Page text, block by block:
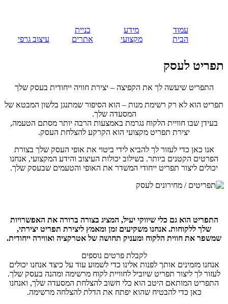
עמוד
הבית
מידע
מקצועי
בניית
אתרים
עיצוב גרפי
תפריט לעסק
התפריט שיעשה לך את הקפיצה – יצירת חוויה ייחודית בעסק שלך
תפריט הוא לא רק רשימת מנות – הוא הסיפור שמתנגן בלשון המבטא של
המסעדה שלך.
בעידן שבו חוויית הלקוח נגרמת באמצעות הרבה יותר מסתם הטעמה,
יצירת תפריט מקצועי הוא הקרקע להצלחת העסק.
אנו כאן כדי לעזור לך להביא לידי ביטוי את אופי העסק שלך בצורת
הפרטים הקטנים ביותר. בשילוב יכולות העיצוב והידע המקצועי, אנחנו
יכולים ליצור תפריט ייחודי המשדר את האופי והטעמים שבעסק שלך.
התפריט הוא גם כלי שיווקי יעיל, המציג בצורה ברורה את האפשרויות
שלך ללקוחות. אנחנו משקיעים זמן ומאמץ ליצירת תפריט יצירתי,
שמשפר את חווית הלקוח ומעניק תחושה של אטרקציה ואווירה ייחודית.
לקבלת פרטים נוספים
אנחנו מזמינים אותך לפנות אלינו כדי לשמוע עוד על כיצד אנחנו יכולים
לעזור לך ליצור תפריט שיוביל לחוויית לקוח מרשימה ומהנה בעסק שלך.
התפריט המותאם היטב הוא כלי חשוב להצלחת המסעדה שלך, ואנחנו
כאן כדי להבטיח שהוא יפתח את הדלת להצלחה מרשימה.